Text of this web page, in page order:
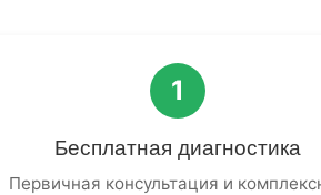
1
Бесплатная диагностика
Первичная консультация и